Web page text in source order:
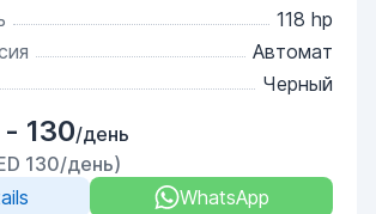
118 hp
Автомат
Черный
- 130/день
130/день)
WhatsApp